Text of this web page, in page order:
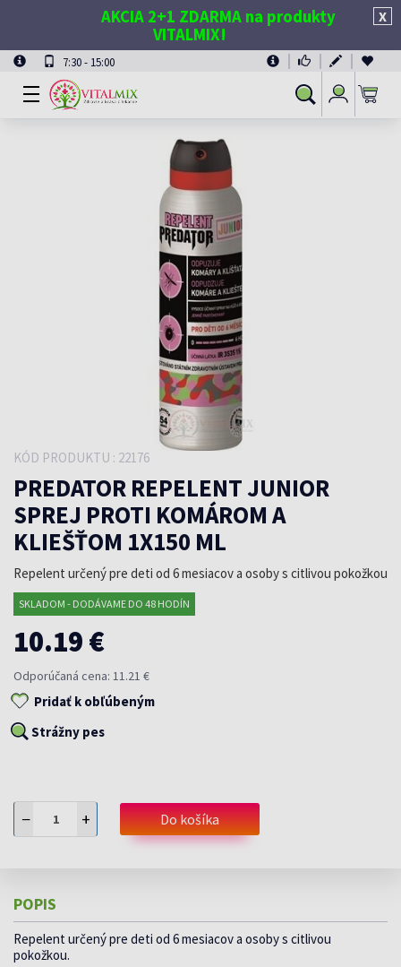
X
AKCIA 2+1 ZDARMA na produkty
VITALMIX!
7:30 - 15:00
Vyhľadávanie
Prihlásiť
sa
KÓD PRODUKTU : 22176
PREDATOR REPELENT JUNIOR
SPREJ PROTI KOMÁROM A
KLIEŠŤOM 1X150 ML
Repelent určený pre deti od 6 mesiacov a osoby s citlivou pokožkou
SKLADOM - DODÁVAME DO 48 HODÍN
10.19 €
Odporúčaná cena: 11.21 €
Pridať k obľúbeným
Strážny pes
− + Do košíka
POPIS
Repelent určený pre deti od 6 mesiacov a osoby s citlivou
pokožkou.